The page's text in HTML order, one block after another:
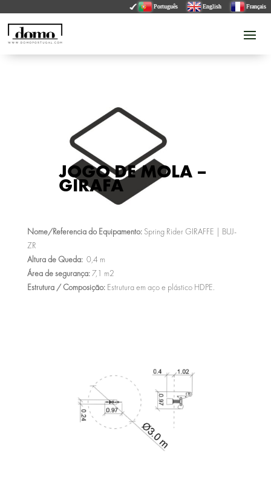
Português English Français
JOGO DE MOLA –
GIRAFA
Nome/Referencia do Equipamento:Spring Rider GIRAFFE | BUJ-
ZR
Altura de Queda: 0,4 m
Área de segurança:7,1 m2
Estrutura / Composição: Estrutura em aço e plástico HDPE.